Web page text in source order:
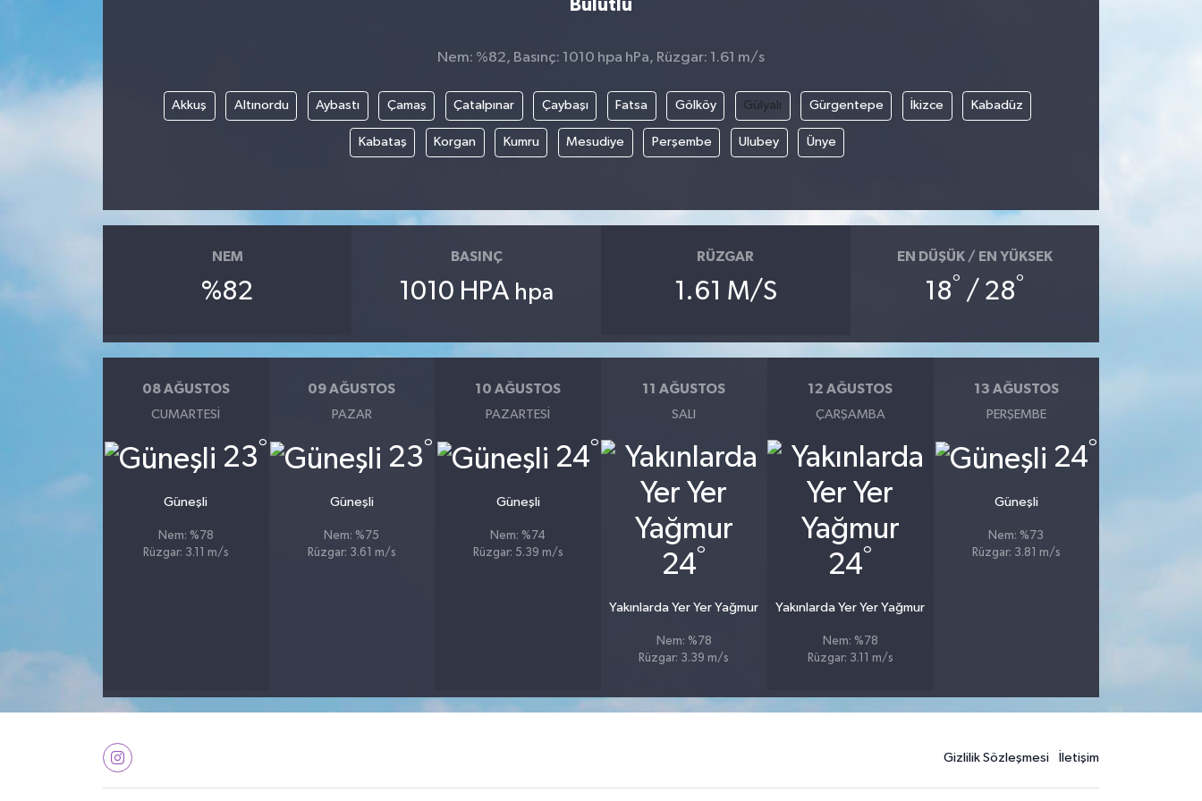
Bulutlu
Nem: %82, Basınç: 1010 hpa hPa, Rüzgar: 1.61 m/s
Akkuş Altınordu Aybastı Çamaş Çatalpınar Çaybaşı Fatsa Gölköy Gülyalı Gürgentepe İkizce Kabadüz
Kabataş Korgan Kumru Mesudiye Perşembe Ulubey Ünye
NEM
%82
BASINÇ
1010 HPA hpa
RÜZGAR
1.61 M/S
EN DÜŞÜK / EN YÜKSEK
18° / 28°
08 AĞUSTOS
CUMARTESI
23°
Güneşli
Nem: %78
Rüzgar: 3.11 m/s
09 AĞUSTOS
PAZAR
23°
Güneşli
Nem: %75
Rüzgar: 3.61 m/s
10 AĞUSTOS
PAZARTESI
24°
Güneşli
Nem: %74
Rüzgar: 5.39 m/s
11 AĞUSTOS
SALI
24°
Yakınlarda Yer Yer Yağmur
Nem: %78
Rüzgar: 3.39 m/s
12 AĞUSTOS
ÇARŞAMBA
24°
Yakınlarda Yer Yer Yağmur
Nem: %78
Rüzgar: 3.11 m/s
13 AĞUSTOS
PERŞEMBE
24°
Güneşli
Nem: %73
Rüzgar: 3.81 m/s
Gizlilik Sözleşmesi İletişim
Yüksek İstişare Kurulu